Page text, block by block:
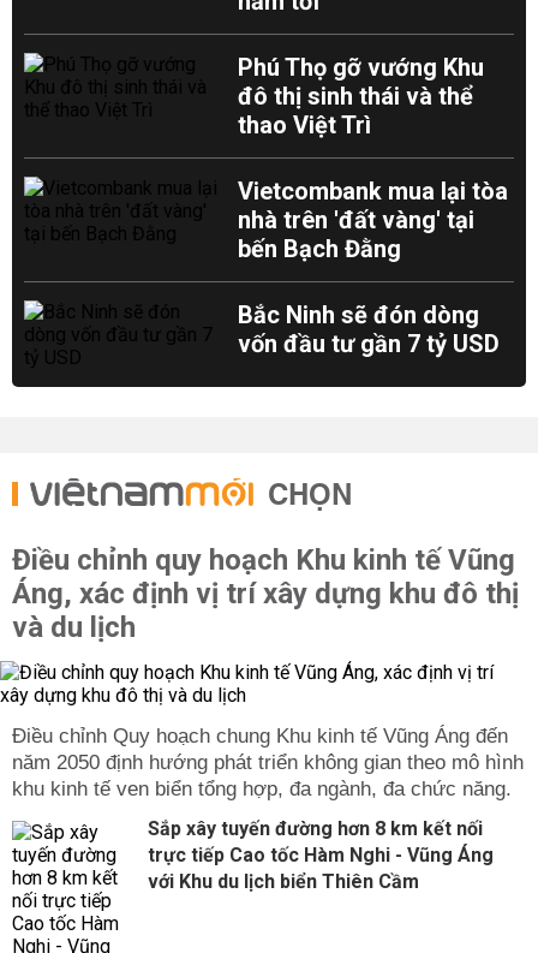
Phú Thọ gỡ vướng Khu
đô thị sinh thái và thể
thao Việt Trì
Vietcombank mua lại tòa
nhà trên 'đất vàng' tại
bến Bạch Đằng
Bắc Ninh sẽ đón dòng
vốn đầu tư gần 7 tỷ USD
CHỌN
Điều chỉnh quy hoạch Khu kinh tế Vũng
Áng, xác định vị trí xây dựng khu đô thị
và du lịch
Điều chỉnh Quy hoạch chung Khu kinh tế Vũng Áng đến
năm 2050 định hướng phát triển không gian theo mô hình
khu kinh tế ven biển tổng hợp, đa ngành, đa chức năng.
Sắp xây tuyến đường hơn 8 km kết nối
trực tiếp Cao tốc Hàm Nghi - Vũng Áng
với Khu du lịch biển Thiên Cầm